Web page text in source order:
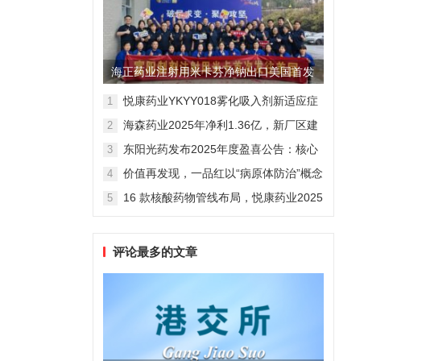
海正药业注射用米卡芬净钠出口美国首发
制剂全球化迈出关键一步
1
悦康药业YKYY018雾化吸入剂新适应症
感染防治
2
海森药业2025年净利1.36亿，新厂区建
3
东阳光药发布2025年度盈喜公告：核心
维度
4
价值再发现，一品红以“病原体防治”概念
5
16 款核酸药物管线布局，悦康药业2025
评论最多的文章